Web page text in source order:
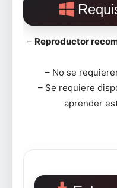
– Reproductor
– No se
– Se requiere
aprender